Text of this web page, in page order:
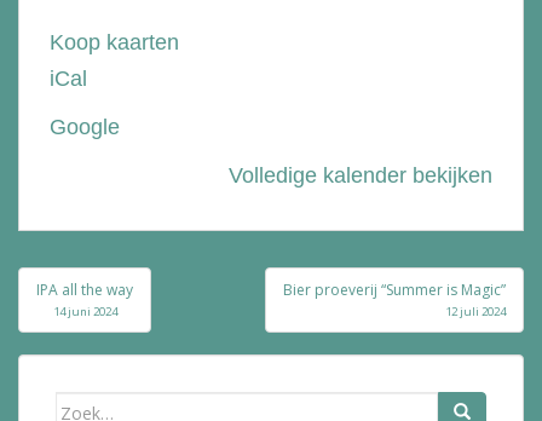
de
Koop kaarten
iCal
Google
Volledige kalender bekijken
Bericht
navigatie
IPA all the way
14 juni 2024
Bier proeverij “Summer is Magic”
12 juli 2024
Zoek